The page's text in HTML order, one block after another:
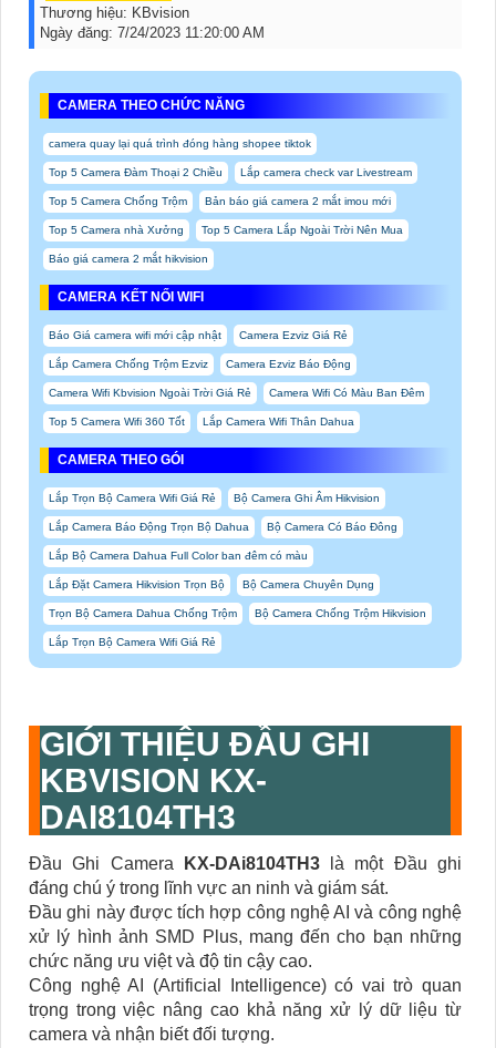
Thương hiệu: KBvision
Ngày đăng: 7/24/2023 11:20:00 AM
CAMERA THEO CHỨC NĂNG
camera quay lại quá trình đóng hàng shopee tiktok
Top 5 Camera Đàm Thoại 2 Chiều Lắp camera check var Livestream
Top 5 Camera Chống Trộm Bản báo giá camera 2 mắt imou mới
Top 5 Camera nhà Xưởng Top 5 Camera Lắp Ngoài Trời Nên Mua
Báo giá camera 2 mắt hikvision
CAMERA KẾT NỐI WIFI
Báo Giá camera wifi mới cập nhật Camera Ezviz Giá Rẻ
Lắp Camera Chống Trộm Ezviz Camera Ezviz Báo Động
Camera Wifi Kbvision Ngoài Trời Giá Rẻ Camera Wifi Có Màu Ban Đêm
Top 5 Camera Wifi 360 Tốt Lắp Camera Wifi Thân Dahua
CAMERA THEO GÓI
Lắp Trọn Bộ Camera Wifi Giá Rẻ Bộ Camera Ghi Âm Hikvision
Lắp Camera Báo Động Trọn Bộ Dahua Bộ Camera Có Báo Đông
Lắp Bộ Camera Dahua Full Color ban đêm có màu
Lắp Đặt Camera Hikvision Trọn Bộ Bộ Camera Chuyên Dụng
Trọn Bộ Camera Dahua Chống Trộm Bộ Camera Chống Trộm Hikvision
Lắp Trọn Bộ Camera Wifi Giá Rẻ
GIỚI THIỆU ĐẦU GHI
KBVISION KX-
DAI8104TH3
Đầu Ghi Camera KX-DAi8104TH3là một Đầu ghi
đáng chú ý trong lĩnh vực an ninh và giám sát.
Đầu ghi này được tích hợp công nghệ AI và công nghệ
xử lý hình ảnh SMD Plus, mang đến cho bạn những
chức năng ưu việt và độ tin cậy cao.
Công nghệ AI (Artificial Intelligence) có vai trò quan
trọng trong việc nâng cao khả năng xử lý dữ liệu từ
camera và nhận biết đối tượng.